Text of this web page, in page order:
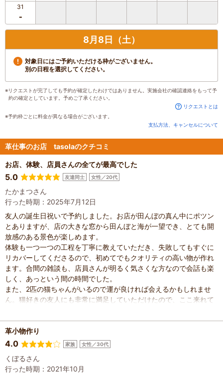
31
8月8日（土）
対象日にはご予約いただける枠がございません。
別の日程を選択してください。
※リクエストが完了しても予約が確定したわけではありません。実施会社の確認連絡をもって予
約の確定としています。予めご了承ください。
リクエストとは
※予約枠ごとに料金が異なる場合がございます。
支払方法、キャンセルについて
革仕事のお店 tasolaのクチコミ
お店、体験、店員さんの全てが最高でした
5.0 友達同士 女性／20代
たかまつさん
行った時期：2025年7月12日
友人の誕生日祝いで予約しました。お店が田んぼの真ん中にポツン
とありますが、店の大きな窓から田んぼと海が一望でき、とても開
放感のある景色が楽しめます。
体験も一つ一つの工程を丁寧に教えていただき、失敗してもすぐに
リカバーしてくださるので、初めてでもクオリティの高い物が作れ
ます。合間の雑談も、店員さんが明るく気さくな方なので会話も楽
しく、あっという間の時間でした。
また、2匹の猫ちゃんがいるので運が良ければ会えるかもしれませ
ん。猫好きの友人にも非常に満足していただけたので、ここ来れて
革小物作り
4.0 家族 女性／30代
くぼるさん
行った時期：2021年10月